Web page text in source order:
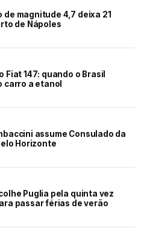
de magnitude 4,7 deixa 21
de Nápoles
Fiat 147: quando o Brasil
carro a etanol
assume Consulado da
Horizonte
Puglia pela quinta vez
passar férias de verão